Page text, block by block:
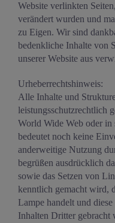
Website verlinkten
verändert wurden und
zu Eigen. Wir sind
bedenkliche Inhalte von
unserer Website aus
Urheberrechtshinweis:
Alle Inhalte und
leistungsschutzrechtlich
World Wide Web oder in
bedeutet noch keine
anderweitige Nutzung
begrüßen ausdrücklich
sowie das Setzen von
kenntlich gemacht wird,
Lampe handelt und
Inhalten Dritter gebracht